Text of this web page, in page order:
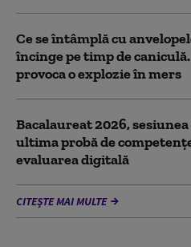
Ce se întâmplă cu
încinge pe timp de
provoca o explozie în mers
Bacalaureat 2026,
ultima probă de
evaluarea digitală
CITEȘTE MAI MULTE